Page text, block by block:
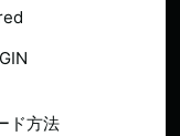
ド方法